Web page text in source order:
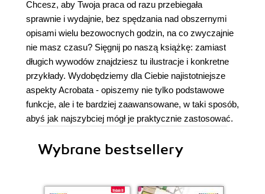
Chcesz, aby Twoja praca od razu przebiegała
sprawnie i wydajnie, bez spędzania nad obszernymi
opisami wielu bezowocnych godzin, na co zwyczajnie
nie masz czasu? Sięgnij po naszą książkę: zamiast
długich wywodów znajdziesz tu ilustracje i konkretne
przykłady. Wydobędziemy dla Ciebie najistotniejsze
aspekty Acrobata - opiszemy nie tylko podstawowe
funkcje, ale i te bardziej zaawansowane, w taki sposób,
abyś jak najszybciej mógł je praktycznie zastosować.
Wybrane bestsellery